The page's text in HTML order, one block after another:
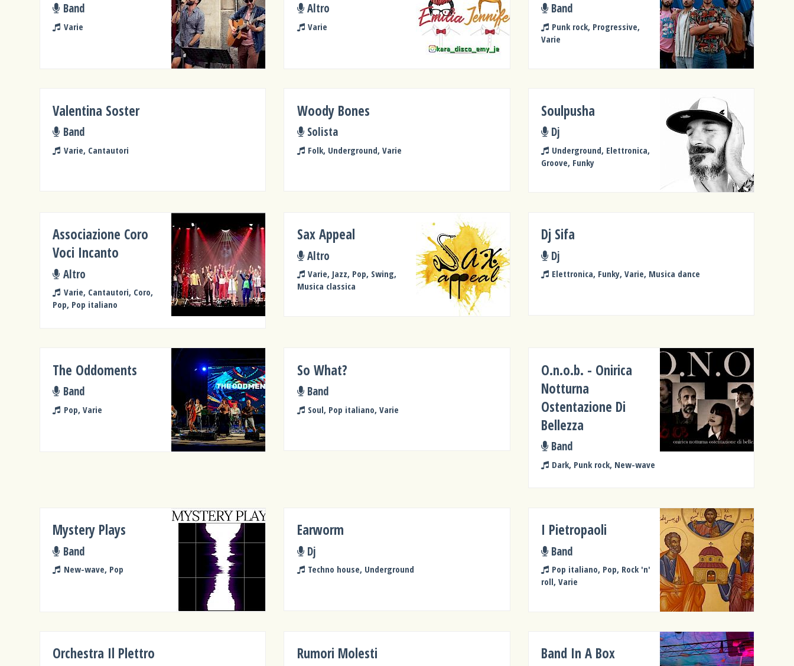
Band
Varie
Altro
Varie
Band
Punk rock, Progressive,
Varie
Valentina Soster
Band
Varie, Cantautori
Woody Bones
Solista
Folk, Underground, Varie
Soulpusha
Dj
Underground, Elettronica,
Groove, Funky
Associazione Coro
Voci Incanto
Altro
Varie, Cantautori, Coro,
Pop, Pop italiano
Sax Appeal
Altro
Varie, Jazz, Pop, Swing,
Musica classica
Dj Sifa
Dj
Elettronica, Funky, Varie, Musica dance
The Oddoments
Band
Pop, Varie
So What?
Band
Soul, Pop italiano, Varie
O.n.o.b. - Onirica
Notturna
Ostentazione Di
Bellezza
Band
Dark, Punk rock, New-wave
Mystery Plays
Band
New-wave, Pop
Earworm
Dj
Techno house, Underground
I Pietropaoli
Band
Pop italiano, Pop, Rock 'n'
roll, Varie
Orchestra Il Plettro Rumori Molesti Band In A Box